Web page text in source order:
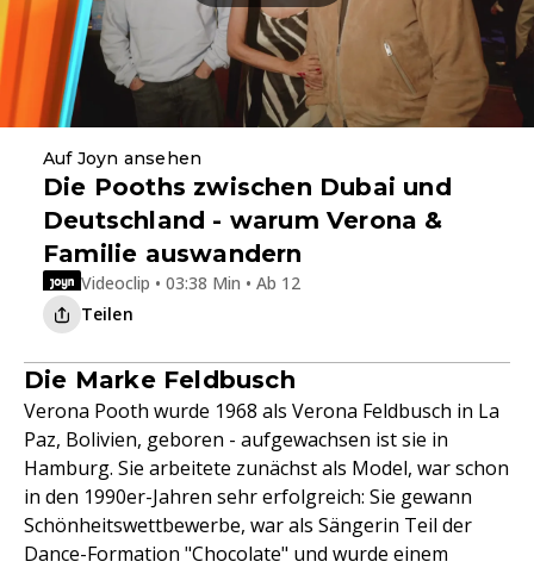
Auf Joyn ansehen
Die Pooths zwischen Dubai und
Deutschland - warum Verona &
Familie auswandern
Videoclip • 03:38 Min • Ab 12
Teilen
Die Marke Feldbusch
Verona Pooth wurde 1968 als Verona Feldbusch in La
Paz, Bolivien, geboren - aufgewachsen ist sie in
Hamburg. Sie arbeitete zunächst als Model, war schon
in den 1990er-Jahren sehr erfolgreich: Sie gewann
Schönheitswettbewerbe, war als Sängerin Teil der
Dance-Formation "Chocolate" und wurde einem